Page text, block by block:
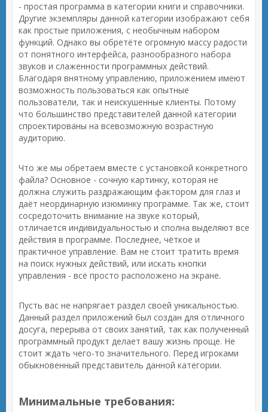
- простая программа в категории книги и справочники.
Другие экземпляры данной категории изображают себя
как простые приложения, с необычным набором
функций. Однако вы обретёте огромную массу радости
от понятного интерфейса, разнообразного набора
звуков и слаженности программных действий.
Благодаря внятному управлению, приложением имеют
возможность пользоваться как опытные
пользователи, так и неискушенные клиенты. Потому
что большинство представителей данной категории
спроектированы на всевозможную возрастную
аудиторию.
Что же мы обретаем вместе с установкой конкретного
файла? Основное - сочную картинку, которая не
должна служить раздражающим фактором для глаз и
даёт неординарную изюминку программе. Так же, стоит
сосредоточить внимание на звуке который,
отличается индивидуальностью и сполна выделяют все
действия в программе. Последнее, чёткое и
практичное управление. Вам не стоит тратить время
на поиск нужных действий, или искать кнопки
управления - всё просто расположено на экране.
Пусть вас не напрягает раздел своей уникальностью.
Данный раздел приложений был создан для отличного
досуга, перерыва от своих занятий, так как полученный
программный продукт делает вашу жизнь проще. Не
стоит ждать чего-то значительного. Перед игроками
обыкновенный представитель данной категории.
Минимальные требования: